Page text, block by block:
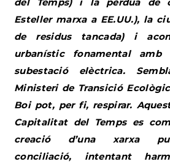
Esteller marxa a EE.UU.), la
de residus tancada) i
urbanístic fonamental
subestació elèctrica.
Ministeri de Transició
Boi pot, per fi, respirar.
Capitalitat del Temps es
creació d’una xarxa
conciliació, intentant